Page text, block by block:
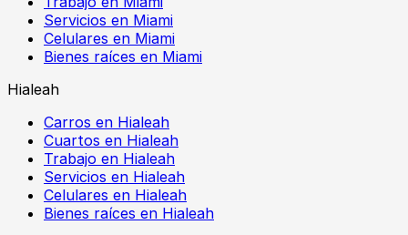
Servicios en Miami
Celulares en Miami
Bienes raíces en Miami
Hialeah
Carros en Hialeah
Cuartos en Hialeah
Trabajo en Hialeah
Servicios en Hialeah
Celulares en Hialeah
Bienes raíces en Hialeah